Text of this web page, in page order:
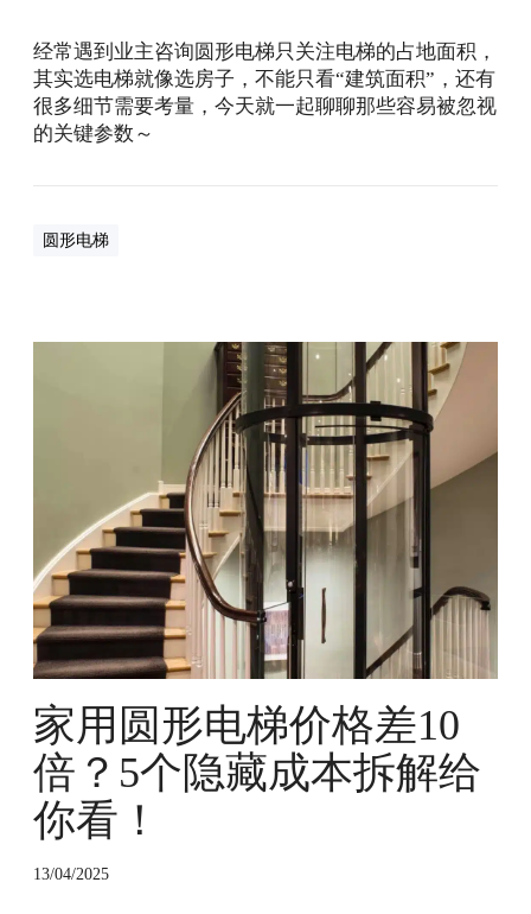
！
经常遇到业主咨询圆形电梯只关注电梯的占地面积，
其实选电梯就像选房子，不能只看“建筑面积”，还有
很多细节需要考量，今天就一起聊聊那些容易被忽视
的关键参数～
圆形电梯
差
1
0
倍
？
5
个
隐
藏
成
本
拆
家用圆形电梯价格差10
倍？5个隐藏成本拆解给
你看！
13/04/2025